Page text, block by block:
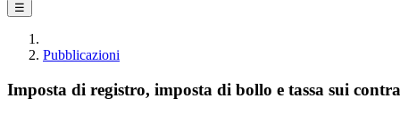
☰
Pubblicazioni
Imposta di registro, imposta di bollo e tassa sui